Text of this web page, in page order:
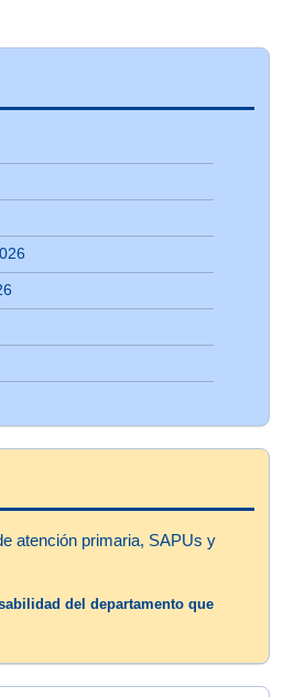
atención primaria, SAPUs y
del departamento que